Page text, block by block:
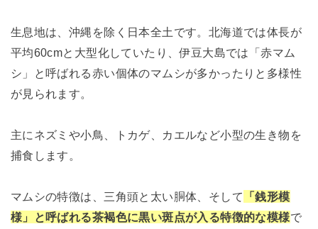
生息地は、沖縄を除く日本全土です。北海道では体長が
平均60cmと大型化していたり、伊豆大島では「赤マム
シ」と呼ばれる赤い個体のマムシが多かったりと多様性
が見られます。
主にネズミや小鳥、トカゲ、カエルなど小型の生き物を
捕食します。
マムシの特徴は、三角頭と太い胴体、そして
「銭形模
様」と呼ばれる茶褐色に黒い斑点が入る特徴的な模様で